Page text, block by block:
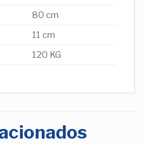
80 cm
11 cm
120 KG